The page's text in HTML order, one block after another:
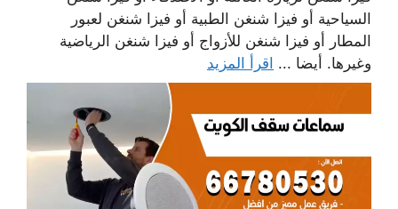
السياحية أو فيزا شنغن الطبية أو فيزا شنغن لعبور
المطار أو فيزا شنغن للأزواج أو فيزا شنغن الرياضية
وغيرها. أيضا ... اقرأ المزيد